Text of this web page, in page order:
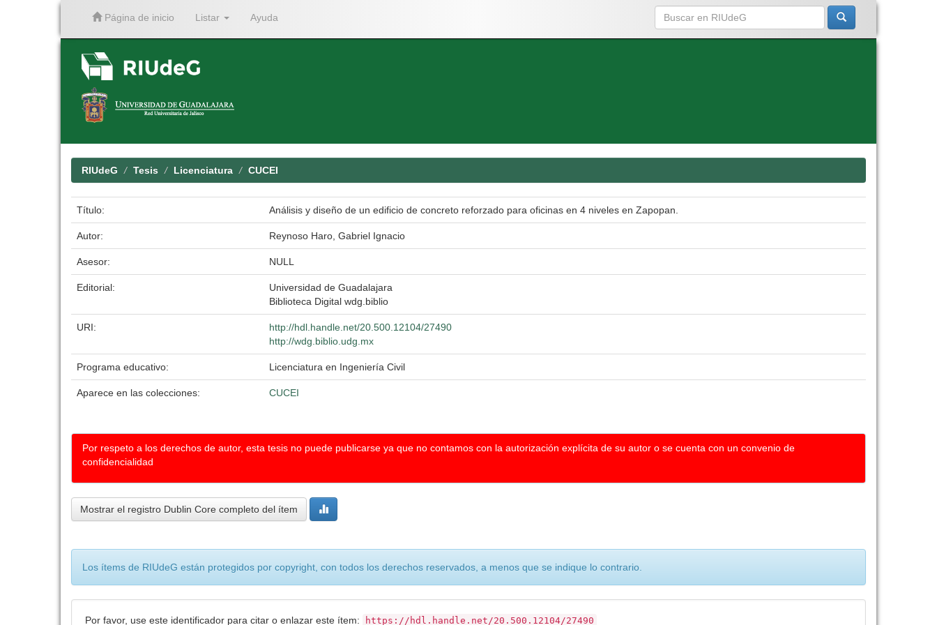
Página de inicio Listar Ayuda
RIUdeG Tesis Licenciatura CUCEI
Título: Análisis y diseño de un edificio de concreto reforzado para oficinas en 4 niveles en Zapopan.
Autor: Reynoso Haro, Gabriel Ignacio
Asesor: NULL
Editorial:
Universidad de Guadalajara
Biblioteca Digital wdg.biblio
URI:
http://hdl.handle.net/20.500.12104/27490
http://wdg.biblio.udg.mx
Programa educativo: Licenciatura en Ingeniería Civil
Aparece en las colecciones: CUCEI
Por respeto a los derechos de autor, esta tesis no puede publicarse ya que no contamos con la autorización explícita de su autor o se cuenta con un convenio de
confidencialidad
Mostrar el registro Dublin Core completo del ítem
Los ítems de RIUdeG están protegidos por copyright, con todos los derechos reservados, a menos que se indique lo contrario.
Por favor, use este identificador para citar o enlazar este ítem: https://hdl.handle.net/20.500.12104/27490